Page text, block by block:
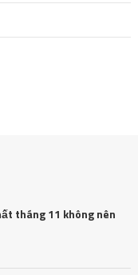
tháng 11 không nên